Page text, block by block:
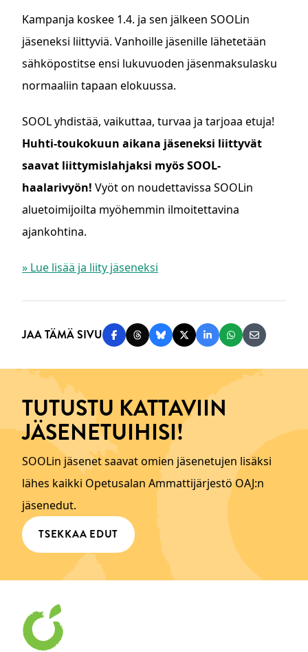
Kampanja koskee 1.4. ja sen jälkeen SOOLin
jäseneksi liittyviä. Vanhoille jäsenille lähetetään
sähköpostitse ensi lukuvuoden jäsenmaksulasku
normaaliin tapaan elokuussa.
SOOL yhdistää, vaikuttaa, turvaa ja tarjoaa etuja!
Huhti-toukokuun aikana jäseneksi liittyvät
saavat liittymislahjaksi myös SOOL-
haalarivyön! Vyöt on noudettavissa SOOLin
aluetoimijoilta myöhemmin ilmoitettavina
ajankohtina.
» Lue lisää ja liity jäseneksi
JAA TÄMÄ SIVU Jaa Facebookissa
Jaa Threadsissa
Jaa Blueskyssä
Jaa Twitterissä
Jaa LinkedInissä
Jaa Jaa
TUTUSTU KATTAVIIN
JÄSENETUIHISI!
SOOLin jäsenet saavat omien jäsenetujen lisäksi
lähes kaikki Opetusalan Ammattijärjestö OAJ:n
jäsenedut.
TSEKKAA EDUT